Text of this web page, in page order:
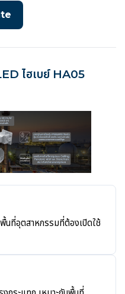
ไฮเบย์ HA05
ที่อุตสาหกรรมที่ต้องเปิดใช้